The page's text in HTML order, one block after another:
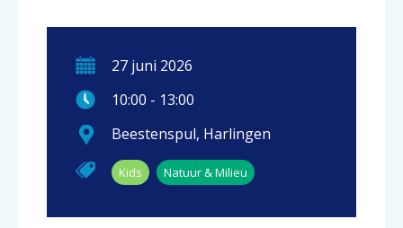
27 juni 2026
10:00 - 13:00
Beestenspul, Harlingen
Kids Natuur & Milieu